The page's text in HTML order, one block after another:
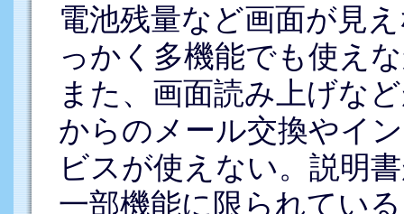
電池残量など画面が見
っかく多機能でも使え
また、画面読み上げな
からのメール交換やイ
ビスが使えない。説明
一部機能に限られてい